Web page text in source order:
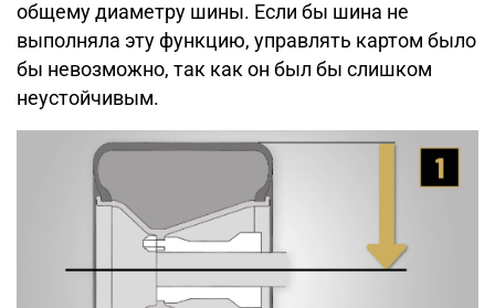
общему диаметру шины. Если бы шина не
выполняла эту функцию, управлять картом было
бы невозможно, так как он был бы слишком
неустойчивым.